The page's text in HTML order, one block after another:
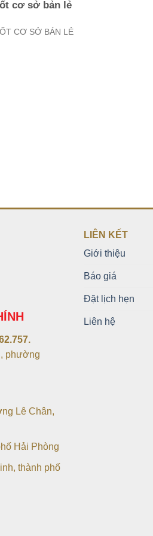
cơ sở bản lẻ
CƠ SỞ BÁN LẺ
phường
Lê Chân,
Hải Phòng
thành phố
LIÊN KẾT
Giới thiệu
Báo giá
Đặt lịch hẹn
Liên hệ